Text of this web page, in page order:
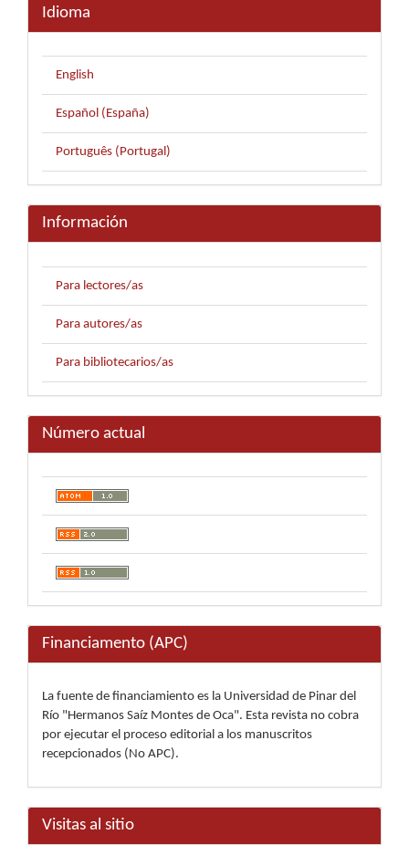
Idioma
English
Español (España)
Português (Portugal)
Información
Para lectores/as
Para autores/as
Para bibliotecarios/as
Número actual
Financiamento (APC)
La fuente de financiamiento es la Universidad de Pinar del
Río "Hermanos Saíz Montes de Oca". Esta revista no cobra
por ejecutar el proceso editorial a los manuscritos
recepcionados (No APC).
Visitas al sitio